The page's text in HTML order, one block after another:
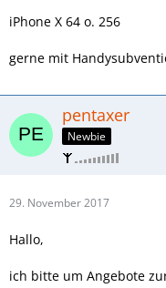
iPhone X 64 o. 256
gerne mit
pentaxer
Newbie
29. November 2017
Hallo,
ich bitte um Angebote